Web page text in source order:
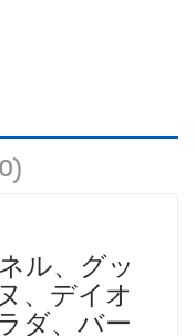
ル、グッ
、デイオ
ダ、バー